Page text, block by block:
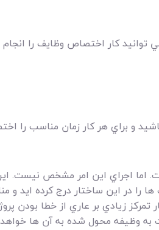
کار اختصاص وظايف را انجام
و براي هر کار زمان مناسب را
اما اجراي اين امر مشخص نيست.
در اين ساختار درج کرده ايد و
زيادي بر عاري از خطا بودن
به وظيفه محول شده به آن ها